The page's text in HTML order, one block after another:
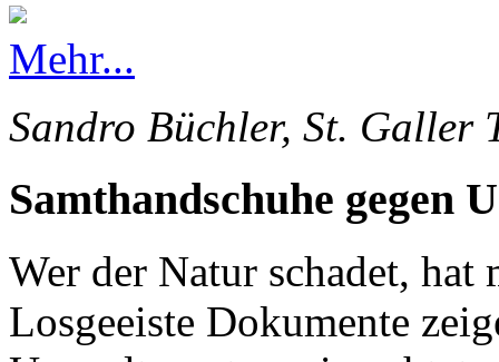
Mehr...
Sandro Büchler, St. Galler
Samthandschuhe gegen
Wer der Natur schadet,
Losgeeiste Dokumente